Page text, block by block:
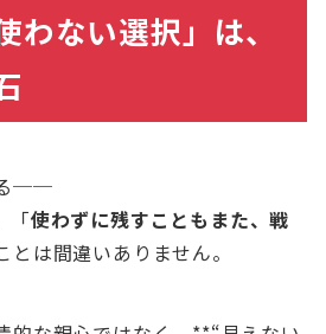
わない選択」は、
る──
「使わずに残すこともまた、戦
とは間違いありません。